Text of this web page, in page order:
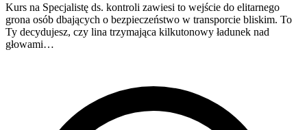
Kurs na Specjalistę ds. kontroli zawiesi to wejście do elitarnego
grona osób dbających o bezpieczeństwo w transporcie bliskim. To
Ty decydujesz, czy lina trzymająca kilkutonowy ładunek nad
głowami…